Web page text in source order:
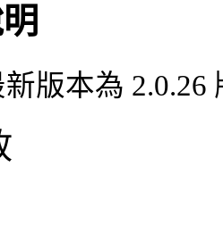
版本為 2.0.26